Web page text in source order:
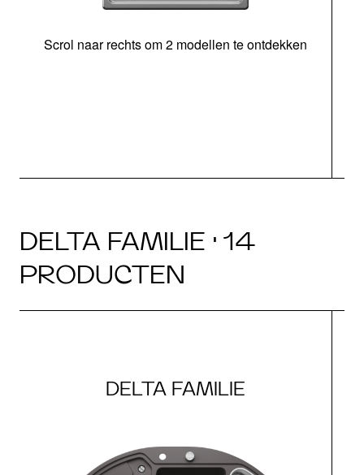
Scrol naar rechts om 2 modellen te ontdekken
DELTA FAMILIE · 14
PRODUCTEN
DELTA FAMILIE